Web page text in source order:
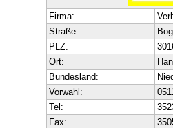
Firma:
Straße:
PLZ:
Ort:
Bundesland:
Vorwahl:
Tel:
Fax: